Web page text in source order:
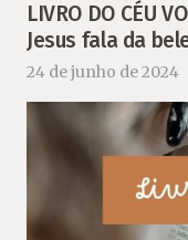
LIVRO DO CÉU
Jesus fala da
24 de junho de 2024